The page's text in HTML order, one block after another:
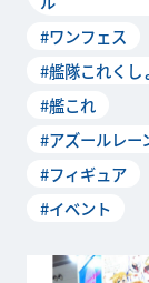
#ワンフェス
#艦隊これくし
#艦これ
#アズールレー
#フィギュア
#イベント